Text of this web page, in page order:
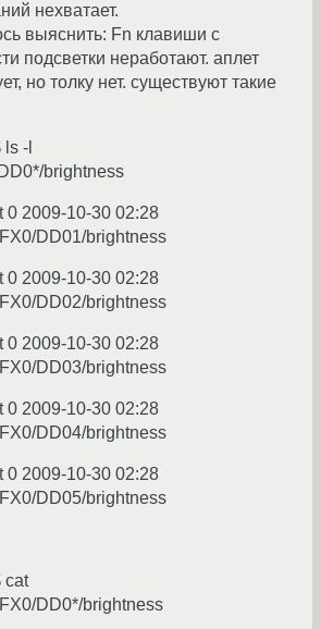
нехватает.
выяснить: Fn клавиши с
подсветки неработают. аплет
но толку нет. существуют такие
-l
brightness
0 2009-10-30 02:28
DD01/brightness
0 2009-10-30 02:28
DD02/brightness
0 2009-10-30 02:28
DD03/brightness
0 2009-10-30 02:28
DD04/brightness
0 2009-10-30 02:28
DD05/brightness
cat
DD0*/brightness